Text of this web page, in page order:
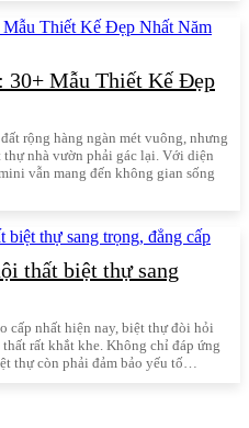
Mẫu Thiết Kế Đẹp
rộng hàng ngàn mét vuông, nhưng
nhà vườn phải gác lại. Với diện
vẫn mang đến không gian sống
thất biệt thự sang
cấp nhất hiện nay, biệt thự đòi hỏi
rất khắt khe. Không chỉ đáp ứng
thự còn phải đảm bảo yếu tố…